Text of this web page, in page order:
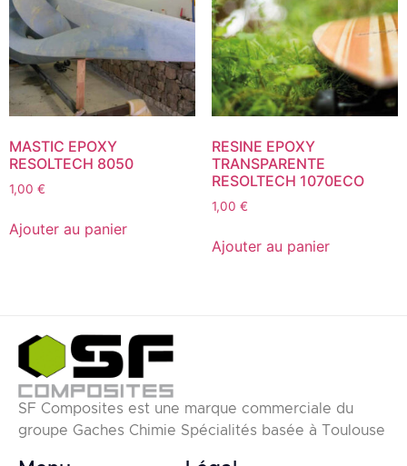
MASTIC EPOXY
RESOLTECH 8050
1,00 €
Ajouter au panier
RESINE EPOXY
TRANSPARENTE
RESOLTECH 1070ECO
1,00 €
Ajouter au panier
SF Composites est une marque commerciale du
groupe Gaches Chimie Spécialités basée à Toulouse